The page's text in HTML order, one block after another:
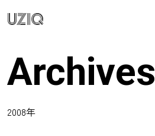
UZIQ
Archives
2008年